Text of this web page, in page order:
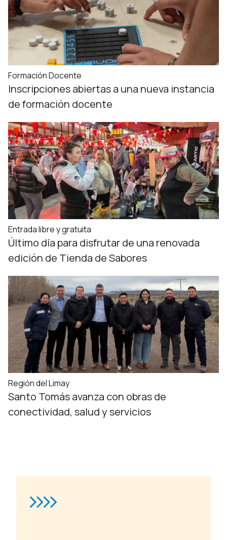
Formación Docente
Inscripciones abiertas a una nueva instancia
de formación docente
Entrada libre y gratuita
Último día para disfrutar de una renovada
edición de Tienda de Sabores
Región del Limay
Santo Tomás avanza con obras de
conectividad, salud y servicios